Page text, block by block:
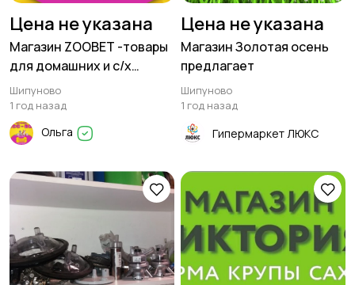
Цена не указана
Магазин ZOOBET -товары
для домашних и с/х
животных
Шипуново
1 год назад
Ольга
Цена не указана
Магазин Золотая осень
предлагает
Шипуново
1 год назад
Гипермаркет ЛЮКС